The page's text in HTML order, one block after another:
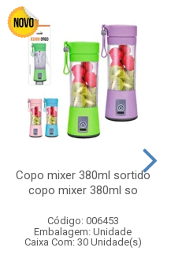
Copo mixer 380ml sortido
copo mixer 380ml so
Código: 006453
Embalagem: Unidade
Caixa Com: 30 Unidade(s)